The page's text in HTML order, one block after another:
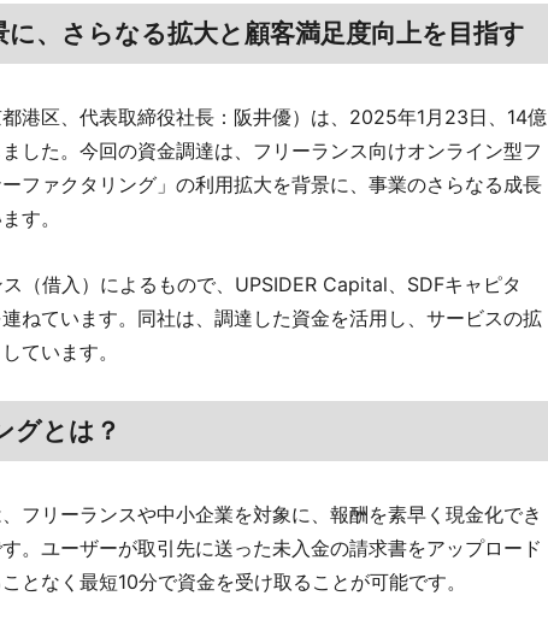
、さらなる拡大と顧客満足度向上を目指す
港区、代表取締役社長：阪井優）は、2025年1月23日、14億
した。今回の資金調達は、フリーランス向けオンライン型フ
ファクタリング」の利用拡大を背景に、事業のさらなる成長
す。
（借入）によるもので、UPSIDER Capital、SDFキャピタ
ねています。同社は、調達した資金を活用し、サービスの拡
ています。
グとは？
フリーランスや中小企業を対象に、報酬を素早く現金化でき
。ユーザーが取引先に送った未入金の請求書をアップロード
となく最短10分で資金を受け取ることが可能です。